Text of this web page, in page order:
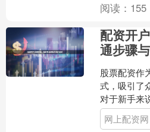
阅读： 155
配资开
通步骤
股票配资作
式，吸引了
对于新手来
可能显得复
解析配资开
网上配资网